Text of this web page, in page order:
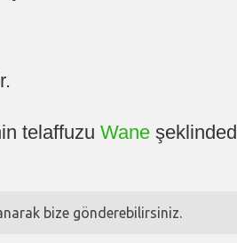
telaffuzu Wane
bize gönderebilirsiniz.